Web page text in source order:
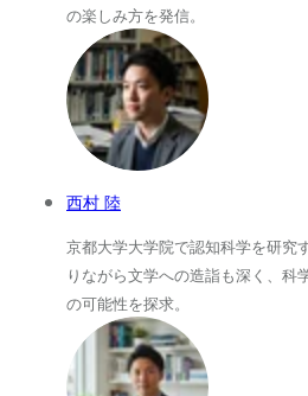
の楽しみ方を発信。
西村 陸
京都大学大学院で認知科学を研究
りながら文学への造詣も深く、科
の可能性を探求。